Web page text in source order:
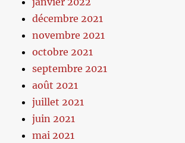
décembre 2021
novembre 2021
octobre 2021
septembre 2021
août 2021
juillet 2021
juin 2021
mai 2021